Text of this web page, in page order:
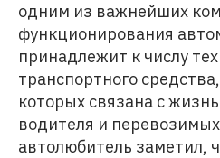
одним из важнейших
функционирования
принадлежит к числу
транспортного
которых связана с
водителя и
автолюбитель заметил,